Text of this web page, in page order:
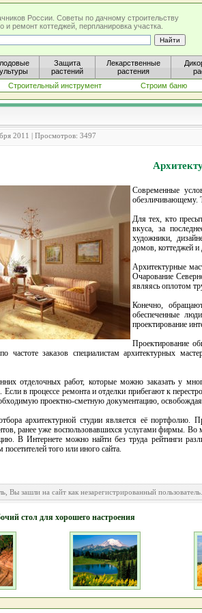
России. Советы по дачному строительству
и ремонт коттеджей, перпланировка участка.
Защита
растений
Лекарственные
растения
Строительный инструмент Строим баню
2011 | Просмотров: 3497
Современные
обезличивающему.
Для тех, кто
вкуса, за
художники,
домов, коттеджей
Архитектурные
Очарование
являясь оплотом
Конечно,
обеспеченные
проектирование
Проектирование
частоте заказов специалистам архитектурных
отделочных работ, которые можно заказать у
Если в процессе ремонта и отделки прибегают к
проектно-сметную документацию, освобождая
архитектурной студии является её портфолио.
ранее уже воспользовавшихся услугами фирмы. Во
В Интернете можно найти без труда рейтинги
того или иного сайта.
Вы зашли на сайт как незарегистрированный
стол для хорошего настроения